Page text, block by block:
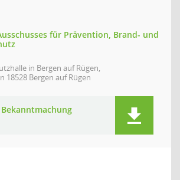
für Prävention, Brand- und
in Bergen auf Rügen,
18528 Bergen auf Rügen